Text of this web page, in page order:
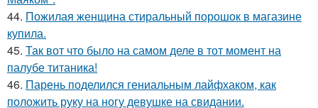
44. Пожилая женщина стиральный порошок в магазине
купила.
45. Так вот что было на самом деле в тот момент на
палубе титаника!
46. Парень поделился гениальным лайфхаком, как
положить руку на ногу девушке на свидании.